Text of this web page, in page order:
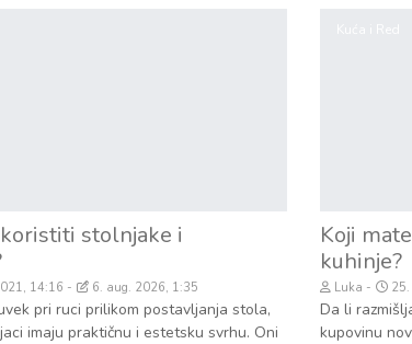
stolnjake i
14:16 6. aug. 2026, 1:35
pri ruci prilikom postavljanja stola,
imaju praktičnu i estetsku svrhu. Oni
Koji
kuhinje?
Luka
Da li
kupovinu